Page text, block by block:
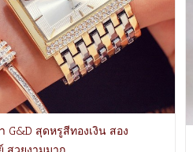
G&D สุดหรูสีทองเงิน สอง